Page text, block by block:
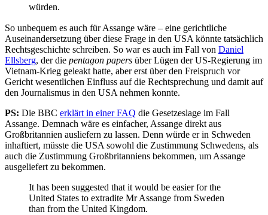
würden.
So unbequem es auch für Assange wäre – eine gerichtliche
Auseinandersetzung über diese Frage in den USA könnte tatsächlich
Rechtsgeschichte schreiben. So war es auch im Fall von Daniel
Ellsberg, der die pentagon papers über Lügen der US-Regierung im
Vietnam-Krieg geleakt hatte, aber erst über den Freispruch vor
Gericht wesentlichen Einfluss auf die Rechtsprechung und damit auf
den Journalismus in den USA nehmen konnte.
PS: Die BBC erklärt in einer FAQ die Gesetzeslage im Fall
Assange. Demnach wäre es einfacher, Assange direkt aus
Großbritannien ausliefern zu lassen. Denn würde er in Schweden
inhaftiert, müsste die USA sowohl die Zustimmung Schwedens, als
auch die Zustimmung Großbritanniens bekommen, um Assange
ausgeliefert zu bekommen.
It has been suggested that it would be easier for the
United States to extradite Mr Assange from Sweden
than from the United Kingdom.